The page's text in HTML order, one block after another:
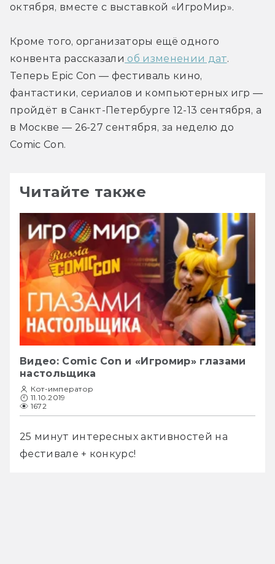
октября, вместе с выставкой «ИгроМир».
Кроме того, организаторы ещё одного
конвента рассказали об изменении дат.
Теперь Epic Con — фестиваль кино,
фантастики, сериалов и компьютерных игр —
пройдёт в Санкт-Петербурге 12-13 сентября, а
в Москве — 26-27 сентября, за неделю до
Comic Con.
Читайте также
Видео: Comic Con и «Игромир» глазами
настольщика
Кот-император
11.10.2019
1672
25 минут интересных активностей на
фестивале + конкурс!